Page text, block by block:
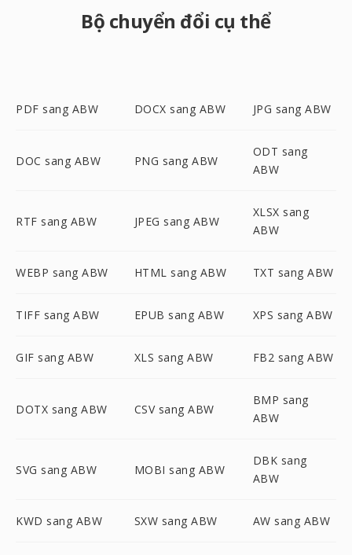
Bộ chuyển đổi cụ thể
PDF sang ABW DOCX sang ABW JPG sang ABW
DOC sang ABW PNG sang ABW
ODT sang
ABW
RTF sang ABW JPEG sang ABW
XLSX sang
ABW
WEBP sang ABW HTML sang ABW TXT sang ABW
TIFF sang ABW EPUB sang ABW XPS sang ABW
GIF sang ABW XLS sang ABW FB2 sang ABW
DOTX sang ABW CSV sang ABW
BMP sang
ABW
SVG sang ABW MOBI sang ABW
DBK sang
ABW
KWD sang ABW SXW sang ABW AW sang ABW